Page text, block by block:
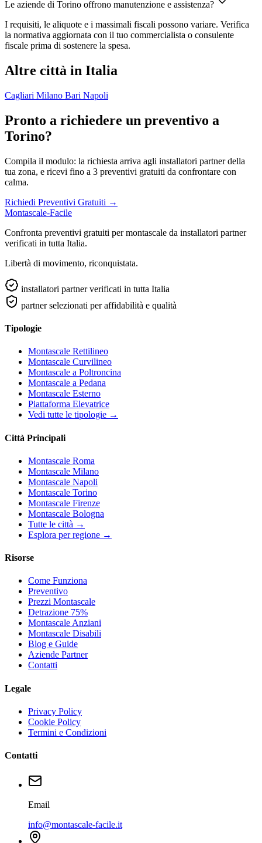
Le aziende di Torino offrono manutenzione e assistenza?
I requisiti, le aliquote e i massimali fiscali possono variare. Verifica
la normativa aggiornata con il tuo commercialista o consulente
fiscale prima di sostenere la spesa.
Altre città in Italia
Cagliari Milano Bari Napoli
Pronto a richiedere un preventivo a
Torino?
Compila il modulo: la richiesta arriva agli installatori partner della
tua zona, e ricevi fino a 3 preventivi gratuiti da confrontare con
calma.
Richiedi Preventivi Gratuiti →
Montascale-Facile
Confronta preventivi gratuiti per montascale da installatori partner
verificati in tutta Italia.
Libertà di movimento, riconquistata.
installatori partner verificati in tutta Italia
partner selezionati per affidabilità e qualità
Tipologie
Montascale Rettilineo
Montascale Curvilineo
Montascale a Poltroncina
Montascale a Pedana
Montascale Esterno
Piattaforma Elevatrice
Vedi tutte le tipologie →
Città Principali
Montascale Roma
Montascale Milano
Montascale Napoli
Montascale Torino
Montascale Firenze
Montascale Bologna
Tutte le città →
Esplora per regione →
Risorse
Come Funziona
Preventivo
Prezzi Montascale
Detrazione 75%
Montascale Anziani
Montascale Disabili
Blog e Guide
Aziende Partner
Contatti
Legale
Privacy Policy
Cookie Policy
Termini e Condizioni
Contatti
Email
info@montascale-facile.it